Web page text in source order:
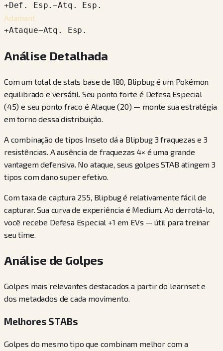
+Def. Esp.−Atq. Esp.
Adamant
+Ataque−Atq. Esp.
Análise Detalhada
Com um total de stats base de 180, Blipbug é um Pokémon
equilibrado e versátil. Seu ponto forte é Defesa Especial
(45) e seu ponto fraco é Ataque (20) — monte sua estratégia
em torno dessa distribuição.
A combinação de tipos Inseto dá a Blipbug 3 fraquezas e 3
resistências. A ausência de fraquezas 4× é uma grande
vantagem defensiva. No ataque, seus golpes STAB atingem 3
tipos com dano super efetivo.
Com taxa de captura 255, Blipbug é relativamente fácil de
capturar. Sua curva de experiência é Medium. Ao derrotá-lo,
você recebe Defesa Especial +1 em EVs — útil para treinar
seu time.
Análise de Golpes
Golpes mais relevantes destacados a partir do learnset e
dos metadados de cada movimento.
Melhores STABs
Golpes do mesmo tipo que combinam melhor com a